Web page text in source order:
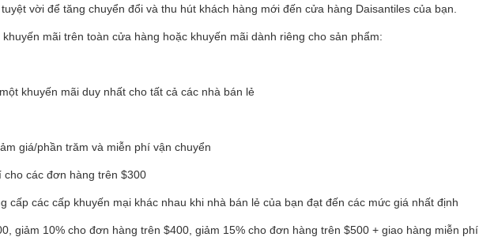
vời để tăng chuyển đổi và thu hút khách hàng mới đến cửa hàng Daisantiles của bạn.
mãi trên toàn cửa hàng hoặc khuyến mãi dành riêng cho sản phẩm:
khuyến mãi duy nhất cho tất cả các nhà bán lẻ
giá/phần trăm và miễn phí vận chuyển
các đơn hàng trên $300
cấp các cấp khuyến mại khác nhau khi nhà bán lẻ của bạn đạt đến các mức giá nhất định
giảm 10% cho đơn hàng trên $400, giảm 15% cho đơn hàng trên $500 + giao hàng miễn phí